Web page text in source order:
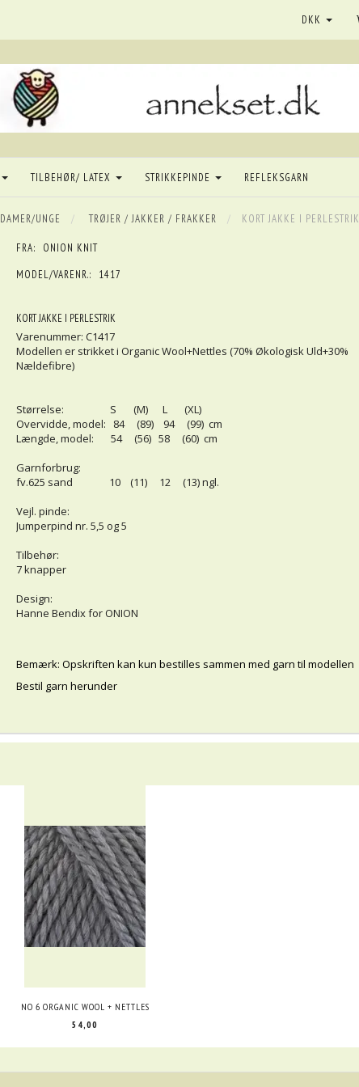
DKK
TILBEHØR/ LATEX STRIKKEPINDE REFLEKSGARN
DAMER/UNGE TRØJER / JAKKER / FRAKKER KORT JAKKE I PERLESTRIK
FRA:
ONION KNIT
MODEL/VARENR.:
1417
KORT JAKKE I PERLESTRIK
Varenummer: C1417
Modellen er strikket i Organic Wool+Nettles (70% Økologisk Uld+30%
Nældefibre)
Størrelse: S (M) L (XL)
Overvidde, model: 84 (89) 94 (99) cm
Længde, model: 54 (56) 58 (60) cm
Garnforbrug:
fv.625 sand 10 (11) 12 (13) ngl.
Vejl. pinde:
Jumperpind nr. 5,5 og 5
Tilbehør:
7 knapper
Design:
Hanne Bendix for ONION
Bemærk: Opskriften kan kun bestilles sammen med garn til modellen
Bestil garn herunder
NO 6 ORGANIC WOOL + NETTLES
54,00